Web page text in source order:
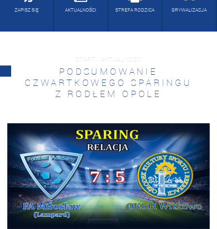
ZAPISZ SIĘ AKTUALNOŚCI STREFA RODZICA GRYWALIZACJA
START / AKTUALNOŚCI
PODSUMOWANIE
CZWARTKOWEGO SPARINGU
Z RODŁEM OPOLE